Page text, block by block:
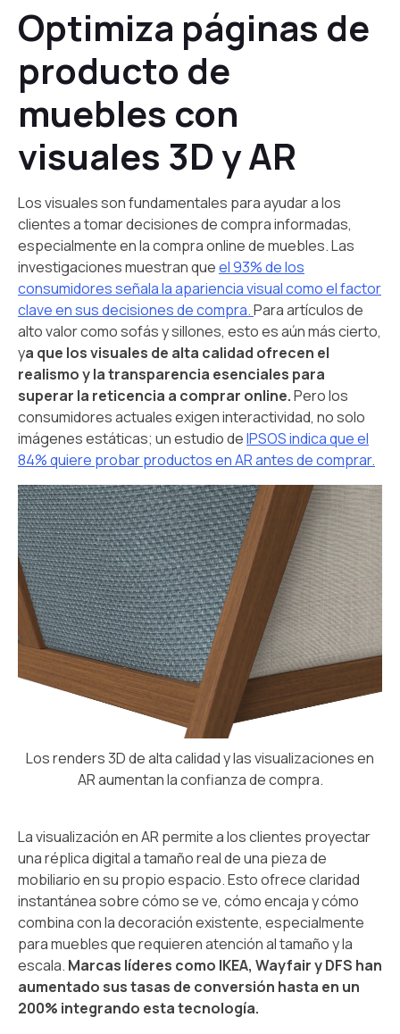
Optimiza páginas de
producto de
muebles con
visuales 3D y AR
Los visuales son fundamentales para ayudar a los
clientes a tomar decisiones de compra informadas,
especialmente en la compra online de muebles. Las
investigaciones muestran queel 93% de los
consumidores señala la apariencia visual como el factor
clave en sus decisiones de compra.Para artículos de
alto valor como sofás y sillones, esto es aún más cierto,
ya que los visuales de alta calidad ofrecen el
realismo y la transparencia esenciales para
superar la reticencia a comprar online.Pero los
consumidores actuales exigen interactividad, no solo
imágenes estáticas; un estudio deIPSOS indica que el
84% quiere probar productos en AR antes de comprar.
Los renders 3D de alta calidad y las visualizaciones en
AR aumentan la confianza de compra.
La visualización en AR permite a los clientes proyectar
una réplica digital a tamaño real de una pieza de
mobiliario en su propio espacio. Esto ofrece claridad
instantánea sobre cómo se ve, cómo encaja y cómo
combina con la decoración existente, especialmente
para muebles que requieren atención al tamaño y la
escala. Marcas líderes como IKEA, Wayfair y DFS han
aumentado sus tasas de conversión hasta en un
200% integrando esta tecnología.